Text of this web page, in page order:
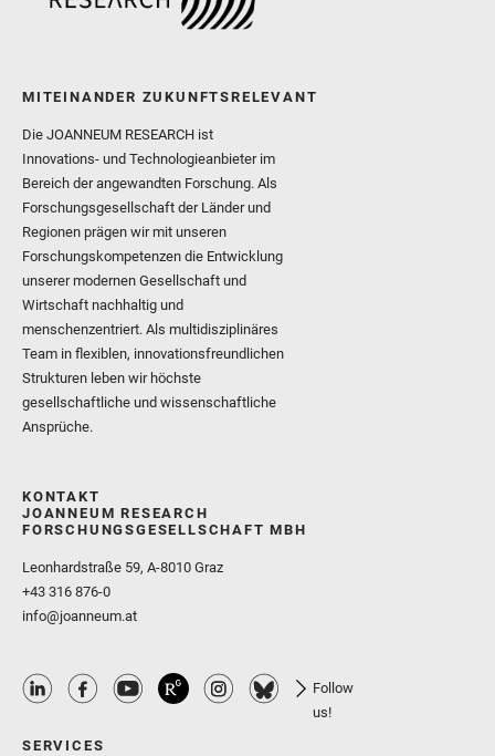
MITEINANDER ZUKUNFTSRELEVANT
Die JOANNEUM RESEARCH ist
Innovations- und Technologieanbieter im
Bereich der angewandten Forschung. Als
Forschungsgesellschaft der Länder und
Regionen prägen wir mit unseren
Forschungskompetenzen die Entwicklung
unserer modernen Gesellschaft und
Wirtschaft nachhaltig und
menschenzentriert. Als multidisziplinäres
Team in flexiblen, innovationsfreundlichen
Strukturen leben wir höchste
gesellschaftliche und wissenschaftliche
Ansprüche.
KONTAKT
JOANNEUM RESEARCH
FORSCHUNGSGESELLSCHAFT MBH
Leonhardstraße 59, A-8010 Graz
+43 316 876-0
info@joanneum.at
Follow
us!
SERVICES